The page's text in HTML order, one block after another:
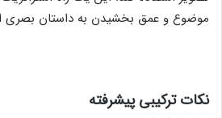
موضوع و عمق بخشیدن به داستان
نکات ترکیبی پیشرفته